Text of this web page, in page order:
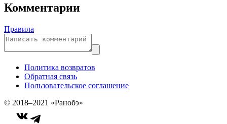
Комментарии
Правила
Политика возвратов
Обратная связь
Пользовательское соглашение
© 2018–2021 «Ранобэ»